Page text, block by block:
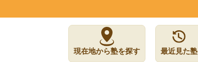
現在地から塾を探す 最近見た塾